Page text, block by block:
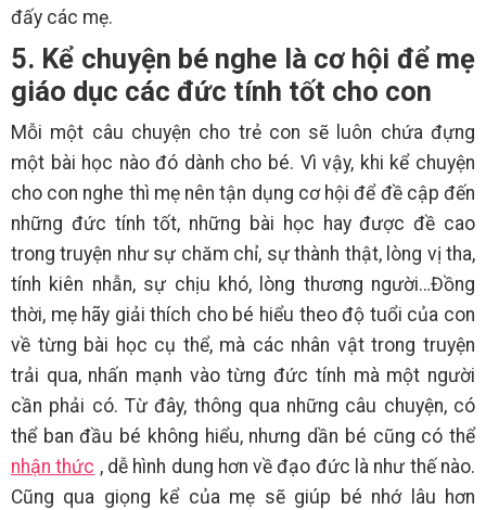
đấy các mẹ.
5. Kể chuyện bé nghe là cơ hội để mẹ
giáo dục các đức tính tốt cho con
Mỗi một câu chuyện cho trẻ con sẽ luôn chứa đựng
một bài học nào đó dành cho bé. Vì vậy, khi kể chuyện
cho con nghe thì mẹ nên tận dụng cơ hội để đề cập đến
những đức tính tốt, những bài học hay được đề cao
trong truyện như sự chăm chỉ, sự thành thật, lòng vị tha,
tính kiên nhẫn, sự chịu khó, lòng thương người…Đồng
thời, mẹ hãy giải thích cho bé hiểu theo độ tuổi của con
về từng bài học cụ thể, mà các nhân vật trong truyện
trải qua, nhấn mạnh vào từng đức tính mà một người
cần phải có. Từ đây, thông qua những câu chuyện, có
thể ban đầu bé không hiểu, nhưng dần bé cũng có thể
nhận thức , dễ hình dung hơn về đạo đức là như thế nào.
Cũng qua giọng kể của mẹ sẽ giúp bé nhớ lâu hơn